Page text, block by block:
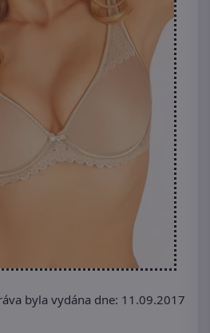
byla vydána dne: 11.09.2017